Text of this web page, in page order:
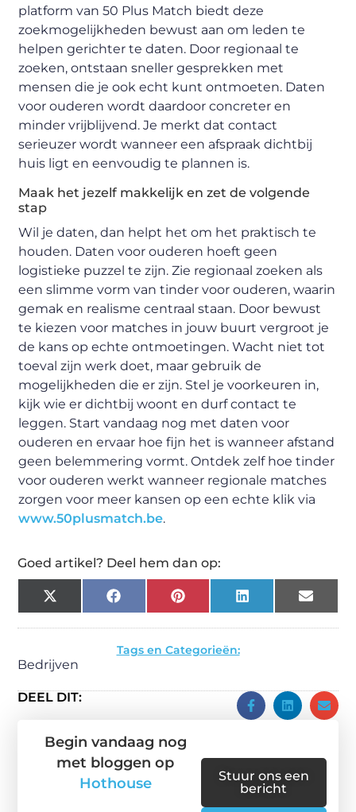
platform van 50 Plus Match biedt deze
zoekmogelijkheden bewust aan om leden te
helpen gerichter te daten. Door regionaal te
zoeken, ontstaan sneller gesprekken met
mensen die je ook echt kunt ontmoeten. Daten
voor ouderen wordt daardoor concreter en
minder vrijblijvend. Je merkt dat contact
serieuzer wordt wanneer een afspraak dichtbij
huis ligt en eenvoudig te plannen is.
Maak het jezelf makkelijk en zet de volgende
stap
Wil je daten, dan helpt het om het praktisch te
houden. Daten voor ouderen hoeft geen
logistieke puzzel te zijn. Zie regionaal zoeken als
een slimme vorm van tinder voor ouderen, waarin
gemak en realisme centraal staan. Door bewust
te kiezen voor matches in jouw buurt vergroot je
de kans op echte ontmoetingen. Wacht niet tot
toeval zijn werk doet, maar gebruik de
mogelijkheden die er zijn. Stel je voorkeuren in,
kijk wie er dichtbij woont en durf contact te
leggen. Start vandaag nog met daten voor
ouderen en ervaar hoe fijn het is wanneer afstand
geen belemmering vormt. Ontdek zelf hoe tinder
voor ouderen werkt wanneer regionale matches
zorgen voor meer kansen op een echte klik via
www.50plusmatch.be.
Goed artikel? Deel hem dan op:
X
(Twitter)
FacebookPinterestLinkedIn Email
Tags en Categorieën:
Bedrijven
DEEL DIT:
Begin vandaag nog
met bloggen op
Hothouse
Stuur ons een
bericht